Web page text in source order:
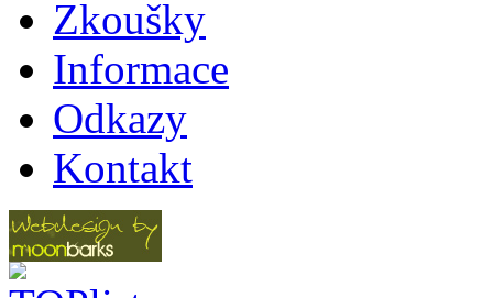
Zkoušky
Informace
Odkazy
Kontakt